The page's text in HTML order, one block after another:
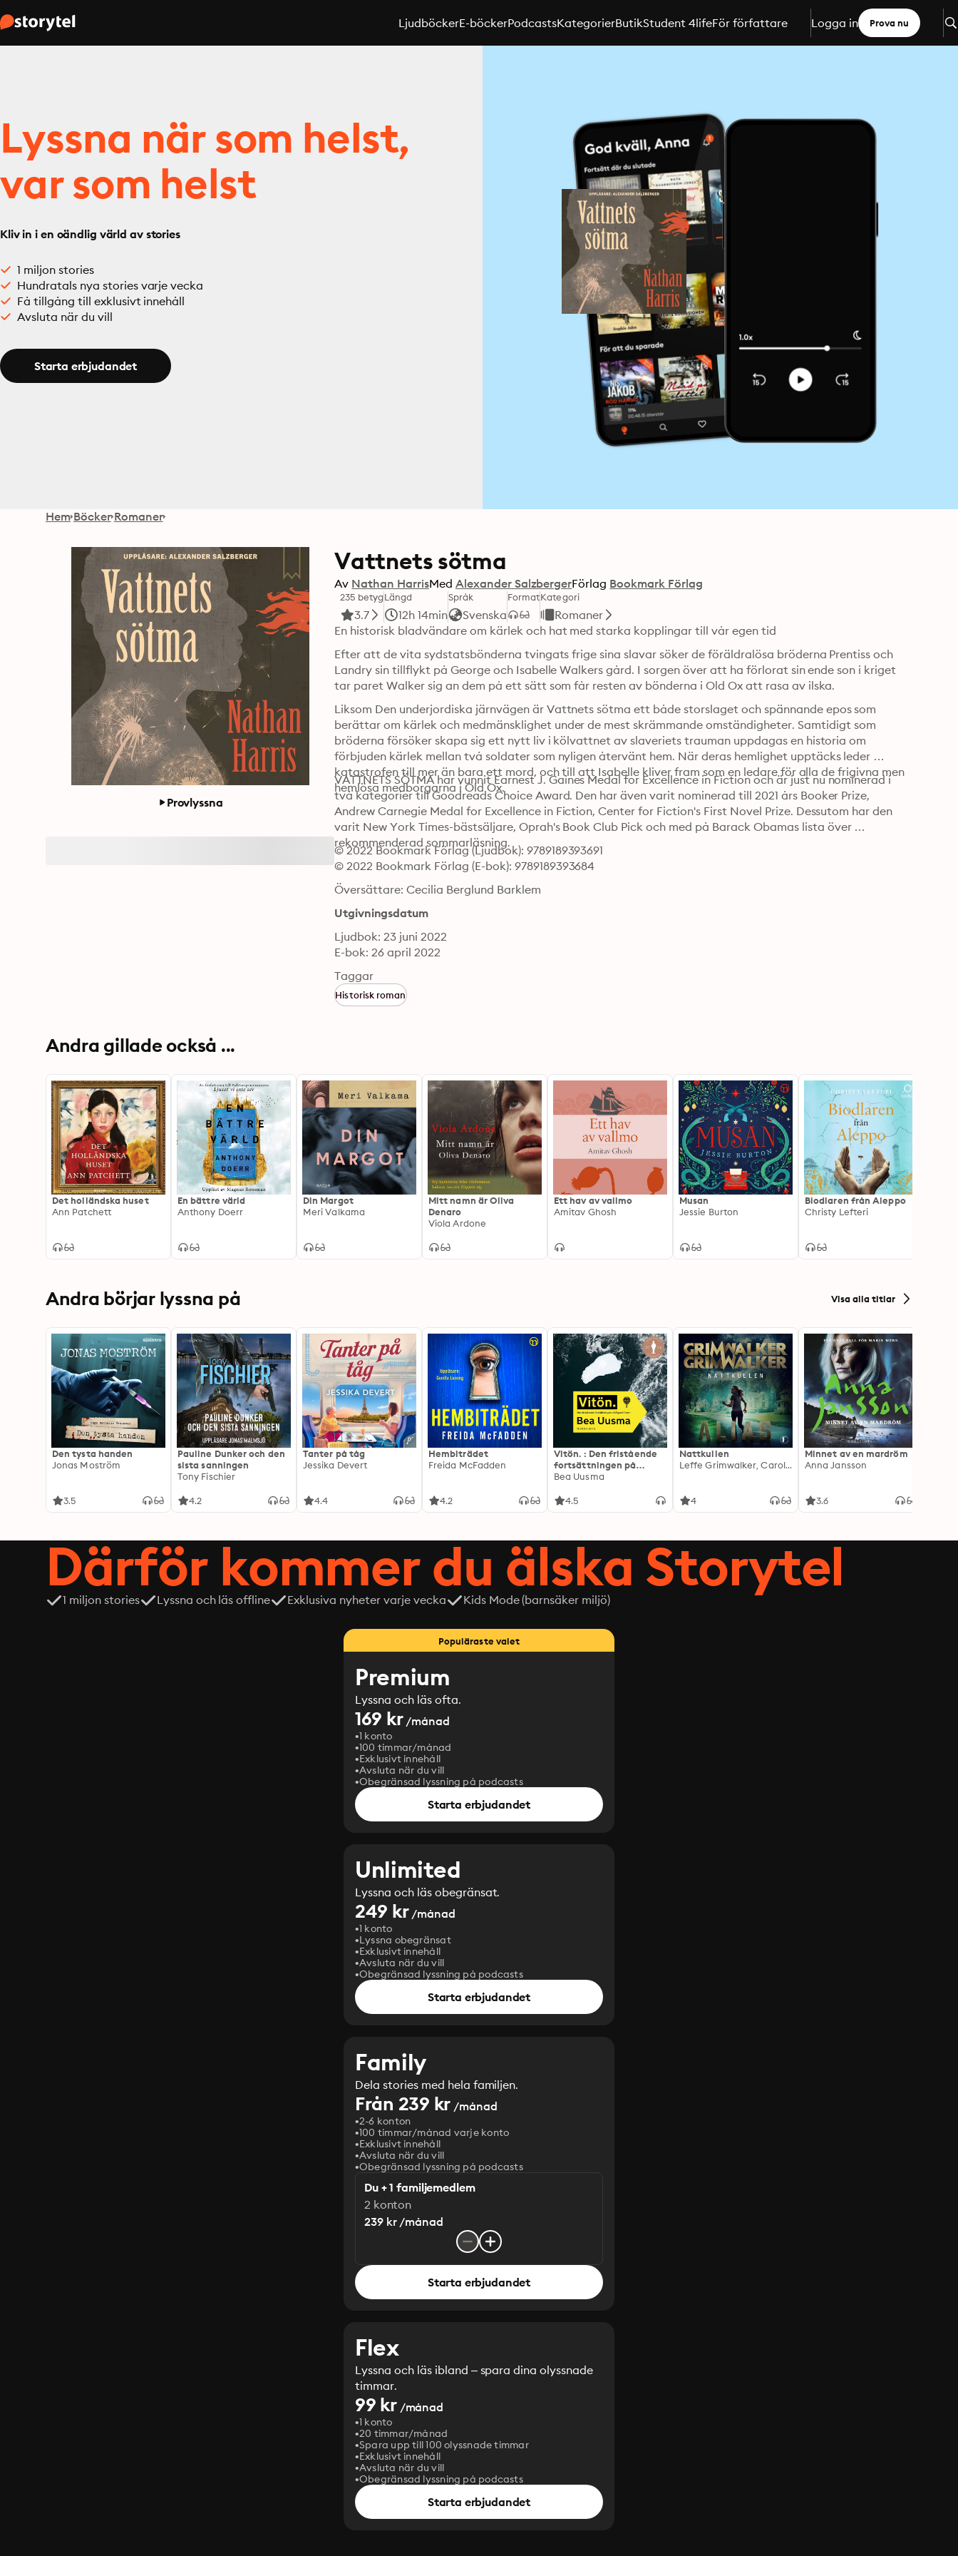
LjudböckerE-böckerPodcastsKategorierButikStudent 4lifeFör författare Logga in Prova nu
Lyssna när som helst,
var som helst
Kliv in i en oändlig värld av stories
1 miljon stories
Hundratals nya stories varje vecka
Få tillgång till exklusivt innehåll
Avsluta när du vill
Starta erbjudandet
Hem Böcker Romaner
Provlyssna
Vattnets sötma
Av Nathan HarrisMed Alexander SalzbergerFörlag Bookmark Förlag
235 betyg
3.7
Längd
12h 14min
Språk
Svenska
FormatKategori
Romaner
En historisk bladvändare om kärlek och hat med starka kopplingar till vår egen tid
Efter att de vita sydstatsbönderna tvingats frige sina slavar söker de föräldralösa bröderna Prentiss och
Landry sin tillflykt på George och Isabelle Walkers gård. I sorgen över att ha förlorat sin ende son i kriget
tar paret Walker sig an dem på ett sätt som får resten av bönderna i Old Ox att rasa av ilska.
Liksom Den underjordiska järnvägen är Vattnets sötma ett både storslaget och spännande epos som
berättar om kärlek och medmänsklighet under de mest skrämmande omständigheter. Samtidigt som
bröderna försöker skapa sig ett nytt liv i kölvattnet av slaveriets trauman uppdagas en historia om
förbjuden kärlek mellan två soldater som nyligen återvänt hem. När deras hemlighet upptäcks leder
katastrofen till mer än bara ett mord, och till att Isabelle kliver fram som en ledare för alla de frigivna men
hemlösa medborgarna i Old Ox.
VATTNETS SÖTMA har vunnit Earnest J. Gaines Medal for Excellence in Fiction och är just nu nominerad i
två kategorier till Goodreads Choice Award. Den har även varit nominerad till 2021 års Booker Prize,
Andrew Carnegie Medal for Excellence in Fiction, Center for Fiction's First Novel Prize. Dessutom har den
varit New York Times-bästsäljare, Oprah's Book Club Pick och med på Barack Obamas lista över
rekommenderad sommarläsning.
© 2022 Bookmark Förlag (Ljudbok): 9789189393691
© 2022 Bookmark Förlag (E-bok): 9789189393684
Översättare: Cecilia Berglund Barklem
Utgivningsdatum
Ljudbok: 23 juni 2022
E-bok: 26 april 2022
Taggar
Historisk roman
Andra gillade också ...
Det holländska huset
Ann Patchett
En bättre värld
Anthony Doerr
Din Margot
Meri Valkama
Mitt namn är Oliva
Denaro
Viola Ardone
Ett hav av vallmo
Amitav Ghosh
Musan
Jessie Burton
Biodlaren från Aleppo
Christy Lefteri
Andra börjar lyssna på Visa alla titlar
Den tysta handen
Jonas Moström
3.5
Pauline Dunker och den
sista sanningen
Tony Fischier
4.2
Tanter på tåg
Jessika Devert
4.4
Hembiträdet
Freida McFadden
4.2
Vitön. : Den fristående
fortsättningen på
Expeditionen
Bea Uusma
4.5
Nattkullen
Leffe Grimwalker, Caroline Grimwalker
4
Minnet av en mardröm
Anna Jansson
3.6
Därför kommer du älska Storytel
1 miljon stories Lyssna och läs offline Exklusiva nyheter varje vecka Kids Mode (barnsäker miljö)
Populäraste valet
Premium
Lyssna och läs ofta.
169 kr/månad
1 konto
100 timmar/månad
Exklusivt innehåll
Avsluta när du vill
Obegränsad lyssning på podcasts
Starta erbjudandet
Unlimited
Lyssna och läs obegränsat.
249 kr/månad
1 konto
Lyssna obegränsat
Exklusivt innehåll
Avsluta när du vill
Obegränsad lyssning på podcasts
Starta erbjudandet
Family
Dela stories med hela familjen.
Från 239 kr /månad
2-6 konton
100 timmar/månad varje konto
Exklusivt innehåll
Avsluta när du vill
Obegränsad lyssning på podcasts
Du + 1 familjemedlem
2 konton
239 kr /månad
Starta erbjudandet
Flex
Lyssna och läs ibland – spara dina olyssnade
timmar.
99 kr/månad
1 konto
20 timmar/månad
Spara upp till 100 olyssnade timmar
Exklusivt innehåll
Avsluta när du vill
Obegränsad lyssning på podcasts
Starta erbjudandet